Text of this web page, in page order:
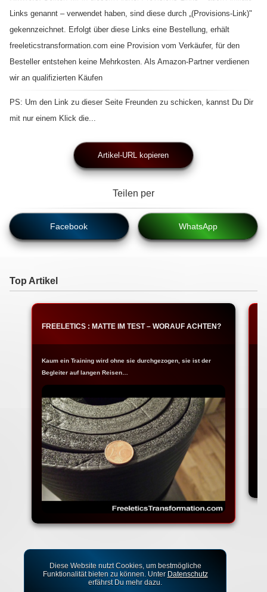
Links genannt – verwendet haben, sind diese durch „(Provisions-Link)"
gekennzeichnet. Erfolgt über diese Links eine Bestellung, erhält
freeleticstransformation.com eine Provision vom Verkäufer, für den
Besteller entstehen keine Mehrkosten. Als Amazon-Partner verdienen
wir an qualifizierten Käufen
PS: Um den Link zu dieser Seite Freunden zu schicken, kannst Du Dir
mit nur einem Klick die...
Artikel-URL kopieren
Teilen per
Facebook WhatsApp
Top Artikel
FREELETICS : MATTE IM TEST – WORAUF ACHTEN?
Kaum ein Training wird ohne sie durchgezogen, sie ist der
Begleiter auf langen Reisen…
Diese Website nutzt Cookies, um bestmögliche
Funktionalität bieten zu können. Unter Datenschutz
erfährst Du mehr dazu.